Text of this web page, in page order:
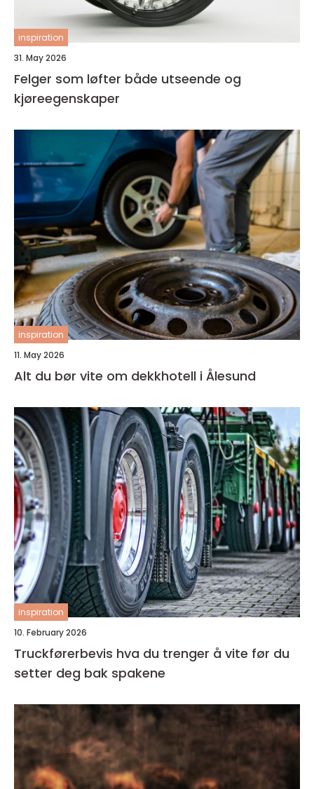
inspiration
31. May 2026
Felger som løfter både utseende og
kjøreegenskaper
inspiration
11. May 2026
Alt du bør vite om dekkhotell i Ålesund
inspiration
10. February 2026
Truckførerbevis hva du trenger å vite før du
setter deg bak spakene